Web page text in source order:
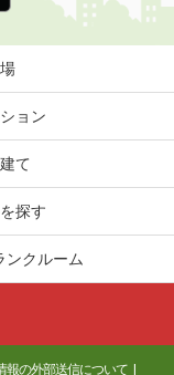
ョン
て
探す
ンクルーム
報の外部送信について